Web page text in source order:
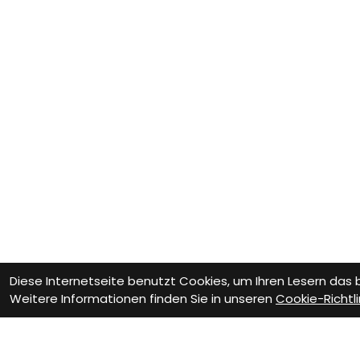
Diese Internetseite benutzt Cookies, um Ihren Lesern
Weitere Informationen finden Sie in unseren Cookie-